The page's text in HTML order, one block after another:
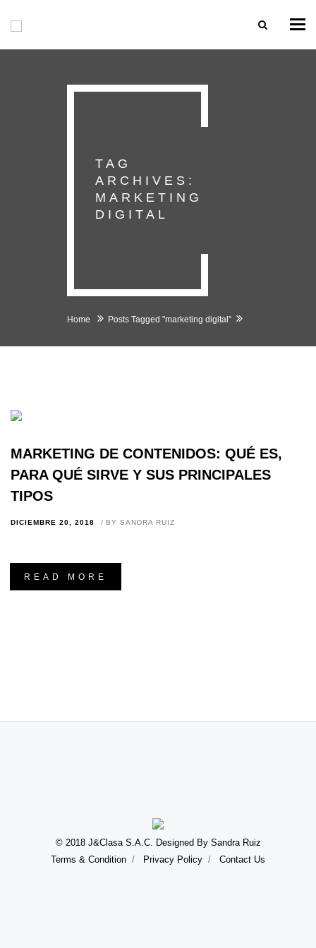
TAG
ARCHIVES:
MARKETING
DIGITAL
Home Posts Tagged "marketing digital"
MARKETING DE CONTENIDOS: QUÉ ES,
PARA QUÉ SIRVE Y SUS PRINCIPALES
TIPOS
DICIEMBRE 20, 2018 BY SANDRA RUIZ
READ MORE
© 2018 J&Clasa S.A.C. Designed By Sandra Ruiz
Terms & Condition
Privacy Policy Contact Us